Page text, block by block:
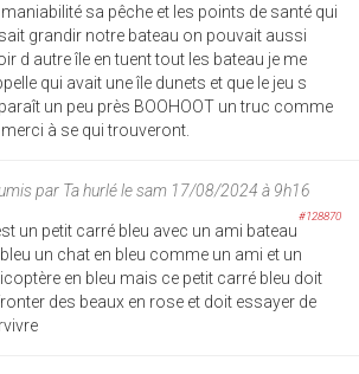
sa pêche et les points de santé qui
grandir notre bateau on pouvait aussi
d autre île en tuent tout les bateau je me
qui avait une île dunets et que le jeu s
un peu près BOOHOOT un truc comme
à se qui trouveront.
par Ta hurléle sam 17/08/2024 à 9h16
#128870
un petit carré bleu avec un ami bateau
un chat en bleu comme un ami et un
en bleu mais ce petit carré bleu doit
des beaux en rose et doit essayer de